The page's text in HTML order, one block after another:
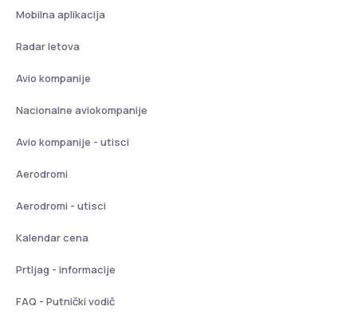
Mobilna aplikacija
Radar letova
Avio kompanije
Nacionalne aviokompanije
Avio kompanije - utisci
Aerodromi
Aerodromi - utisci
Kalendar cena
Prtljag - informacije
FAQ - Putnički vodič